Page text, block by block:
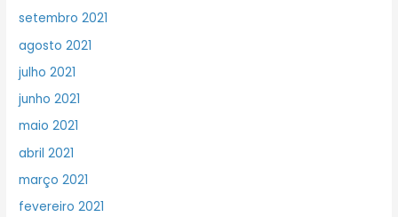
setembro 2021
agosto 2021
julho 2021
junho 2021
maio 2021
abril 2021
março 2021
fevereiro 2021